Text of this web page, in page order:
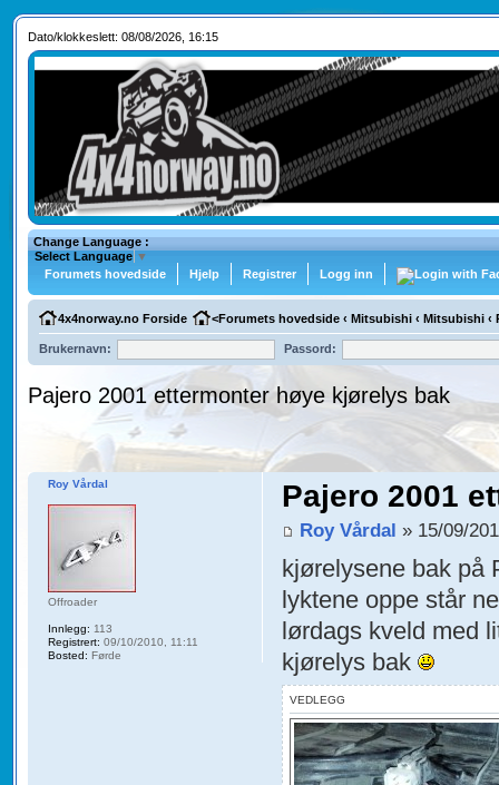
Dato/klokkeslett: 08/08/2026, 16:15
Change Language :
Select Language ▼
Forumets hovedside
Hjelp Registrer Logg inn
4x4norway.no Forside <Forumets hovedside ‹ Mitsubishi ‹ Mitsubishi ‹
Brukernavn: Passord:
Pajero 2001 ettermonter høye kjørelys bak
Pajero 2001
Roy Vårdal » 15/09/
kjørelysene bak på
lyktene oppe står
lørdags kveld med
kjørelys bak
VEDLEGG
Roy Vårdal
Offroader
Innlegg: 113
Registrert: 09/10/2010, 11:11
Bosted: Førde